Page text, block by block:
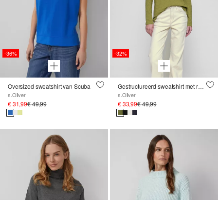
-36%
Oversized sweatshirt van Scuba
s.Oliver
€ 31,99€ 49,99
-32%
Gestructureerd sweatshirt met ronde hals
s.Oliver
€ 33,99€ 49,99